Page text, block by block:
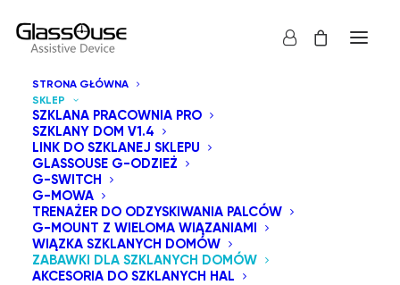
STRONA GŁÓWNA
SKLEP
SZKLANA PRACOWNIA PRO
SZKLANY DOM V1.4
LINK DO SZKLANEJ SKLEPU
GLASSOUSE G-ODZIEŻ
G-SWITCH
G-MOWA
TRENAŻER DO ODZYSKIWANIA PALCÓW
G-MOUNT Z WIELOMA WIĄZANIAMI
WIĄZKA SZKLANYCH DOMÓW
ZABAWKI DLA SZKLANYCH DOMÓW
AKCESORIA DO SZKLANYCH HAL
Zabawki GlassOuse to seria zabawek przystosowanych
do obsługi za pomocą przełączników, które mogą
nagrywać, odtwarzać muzykę, tańczyć lub wykonywać
dowolną kombinację tych trzech czynności. Steruje się
nimi za pomocą podłączonego przełącznika